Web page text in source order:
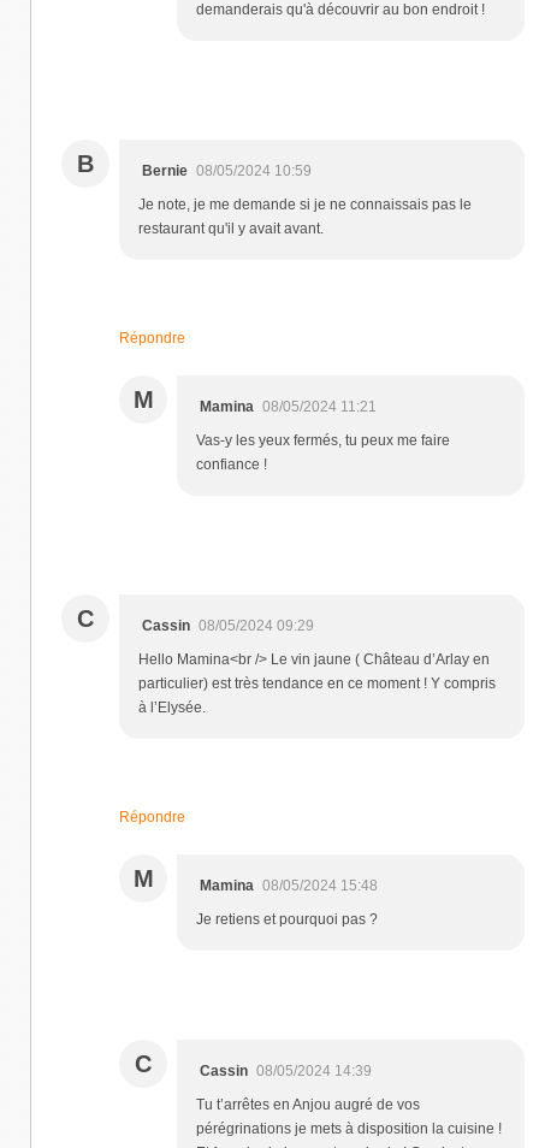
demanderais qu'à découvrir au bon endroit !
B Bernie 08/05/2024 10:59
Je note, je me demande si je ne connaissais pas le
restaurant qu'il y avait avant.
Répondre
M Mamina 08/05/2024 11:21
Vas-y les yeux fermés, tu peux me faire
confiance !
C Cassin 08/05/2024 09:29
Hello Mamina<br /> Le vin jaune ( Château d’Arlay en
particulier) est très tendance en ce moment ! Y compris
à l’Elysée.
Répondre
M Mamina 08/05/2024 15:48
Je retiens et pourquoi pas ?
C Cassin 08/05/2024 14:39
Tu t’arrêtes en Anjou augré de vos
pérégrinations je mets à disposition la cuisine !